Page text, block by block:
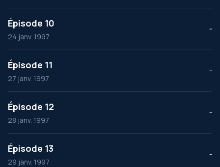
Épisode 10
24 janv. 1997
--
Épisode 11
27 janv. 1997
--
Épisode 12
28 janv. 1997
--
Épisode 13
29 janv. 1997
--